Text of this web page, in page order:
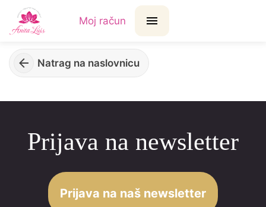
Moj račun
Natrag na naslovnicu
Prijava na newsletter
Prijava na naš newsletter